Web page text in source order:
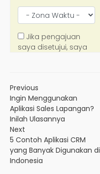
Previous
Ingin Menggunakan
Aplikasi Sales Lapangan?
Inilah Ulasannya
Next
5 Contoh Aplikasi CRM
yang Banyak Digunakan di
Indonesia